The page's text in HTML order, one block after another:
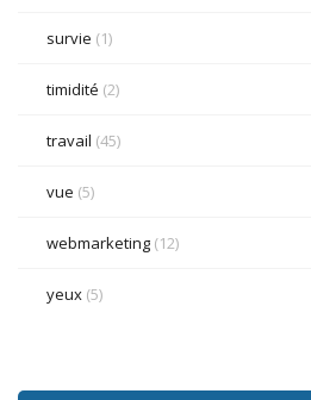
survie (1)
timidité (2)
travail (45)
vue (5)
webmarketing (12)
yeux (5)